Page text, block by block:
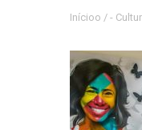
Inícioo / -